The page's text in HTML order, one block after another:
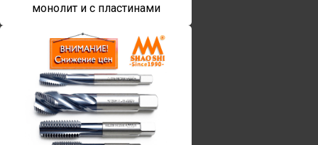
монолит и с пластинами